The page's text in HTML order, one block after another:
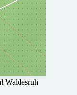
Waldesruh